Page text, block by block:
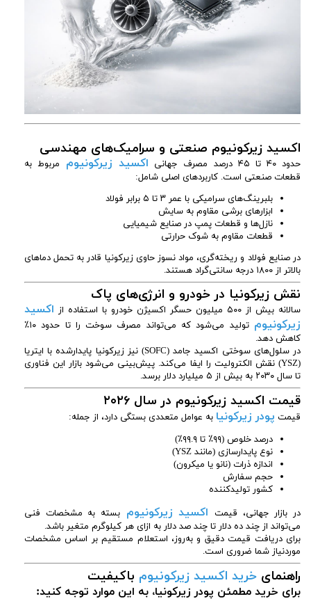
اکسید زیرکونیوم صنعتی و سرامیک‌های مهندسی
حدود ۴۰ تا ۴۵ درصد مصرف جهانی اکسید زیرکونیوم
مربوط به
قطعات صنعتی است. کاربردهای اصلی شامل:
بلبرینگ‌های سرامیکی با عمر ۳ تا ۵ برابر فولاد
ابزارهای برشی مقاوم به سایش
نازل‌ها و قطعات پمپ در صنایع شیمیایی
قطعات مقاوم به شوک حرارتی
در صنایع فولاد و ریخته‌گری، مواد نسوز حاوی زیرکونیا قادر به تحمل دماهای
بالاتر از ۱۸۰۰ درجه سانتی‌گراد هستند.
نقش زیرکونیا در خودرو و انرژی‌های پاک
سالانه بیش از ۵۰۰ میلیون حسگر اکسیژن خودرو با استفاده از
اکسید
زیرکونیوم
تولید می‌شود که می‌تواند مصرف سوخت را تا حدود ۱۰٪
کاهش دهد.
در سلول‌های سوختی اکسید جامد (SOFC) نیز زیرکونیا پایدارشده با ایتریا
(YSZ) نقش الکترولیت را ایفا می‌کند. پیش‌بینی می‌شود بازار این فناوری
تا سال ۲۰۳۰ به بیش از ۵ میلیارد دلار برسد.
قیمت اکسید زیرکونیوم در سال ۲۰۲۶
قیمت پودر زیرکونیا به عوامل متعددی بستگی دارد، از جمله:
درصد خلوص (۹۹٪ تا ۹۹.۹٪)
نوع پایدارسازی (مانند YSZ)
اندازه ذرات (نانو یا میکرون)
حجم سفارش
کشور تولیدکننده
در بازار جهانی، قیمت اکسید زیرکونیوم بسته به مشخصات فنی
می‌تواند از چند ده دلار تا چند صد دلار به ازای هر کیلوگرم متغیر باشد.
برای دریافت قیمت دقیق و به‌روز، استعلام مستقیم بر اساس مشخصات
موردنیاز شما ضروری است.
راهنمایخرید اکسید زیرکونیوم باکیفیت
برای خرید مطمئن پودر زیرکونیا، به این موارد توجه کنید: